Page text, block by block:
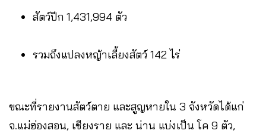
สัตว์ปีก 1,431,994 ตัว
รวมถึงแปลงหญ้าเลี้ยงสัตว์ 142 ไร่
ขณะที่รายงานสัตว์ตาย และสูญหายใน 3 จังหวัดได้แก่
จ.แม่ฮ่องสอน, เชียงราย และ น่าน แบ่งเป็น โค 9 ตัว,